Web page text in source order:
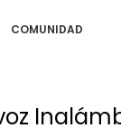
COMUNIDAD